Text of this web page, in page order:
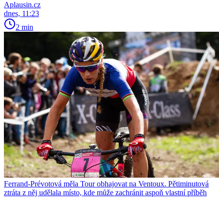
Aplausin.cz
dnes, 11:23
2 min
Ferrand-Prévotová měla Tour obhajovat na Ventoux. Pětiminutová
ztráta z něj udělala místo, kde může zachránit aspoň vlastní příběh